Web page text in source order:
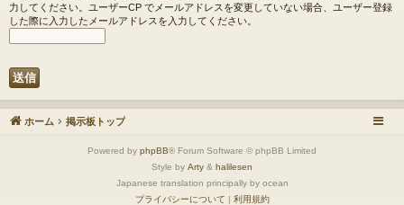
力してください。ユーザーCP でメールアドレスを変更していない場合、ユーザー登録
した際に入力したメールアドレスを入力してください。
ホーム 掲示板トップ
Powered by phpBB® Forum Software © phpBB Limited
Style by Arty & halilesen
Japanese translation principally by ocean
プライバシーについて | 利用規約